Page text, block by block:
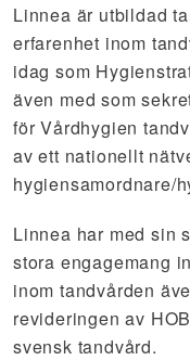
Linnea är utbildad
erfarenhet inom
idag som
även med som
för Vårdhygien
av ett nationellt
hygiensamordnare/
Linnea har med sin
stora engagemang
inom tandvården
revideringen av
svensk tandvård.